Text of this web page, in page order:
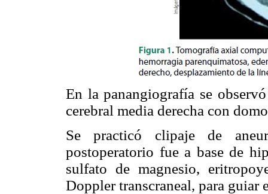
En la panangiografía se
cerebral media derecha con
Se practicó clipaje de
postoperatorio fue a base de
sulfato de magnesio,
Doppler transcraneal, para guiar